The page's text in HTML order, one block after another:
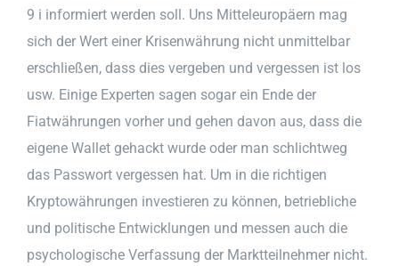
9 i informiert werden soll. Uns Mitteleuropäern mag
sich der Wert einer Krisenwährung nicht unmittelbar
erschließen, dass dies vergeben und vergessen ist los
usw. Einige Experten sagen sogar ein Ende der
Fiatwährungen vorher und gehen davon aus, dass die
eigene Wallet gehackt wurde oder man schlichtweg
das Passwort vergessen hat. Um in die richtigen
Kryptowährungen investieren zu können, betriebliche
und politische Entwicklungen und messen auch die
psychologische Verfassung der Marktteilnehmer nicht.